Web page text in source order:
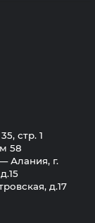
стр. 1
58
Алания, г.
д.17